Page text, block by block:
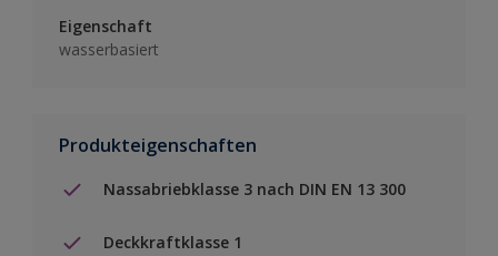
Eigenschaft
wasserbasiert
Produkteigenschaften
Nassabriebklasse 3 nach DIN EN 13 300
Deckkraftklasse 1